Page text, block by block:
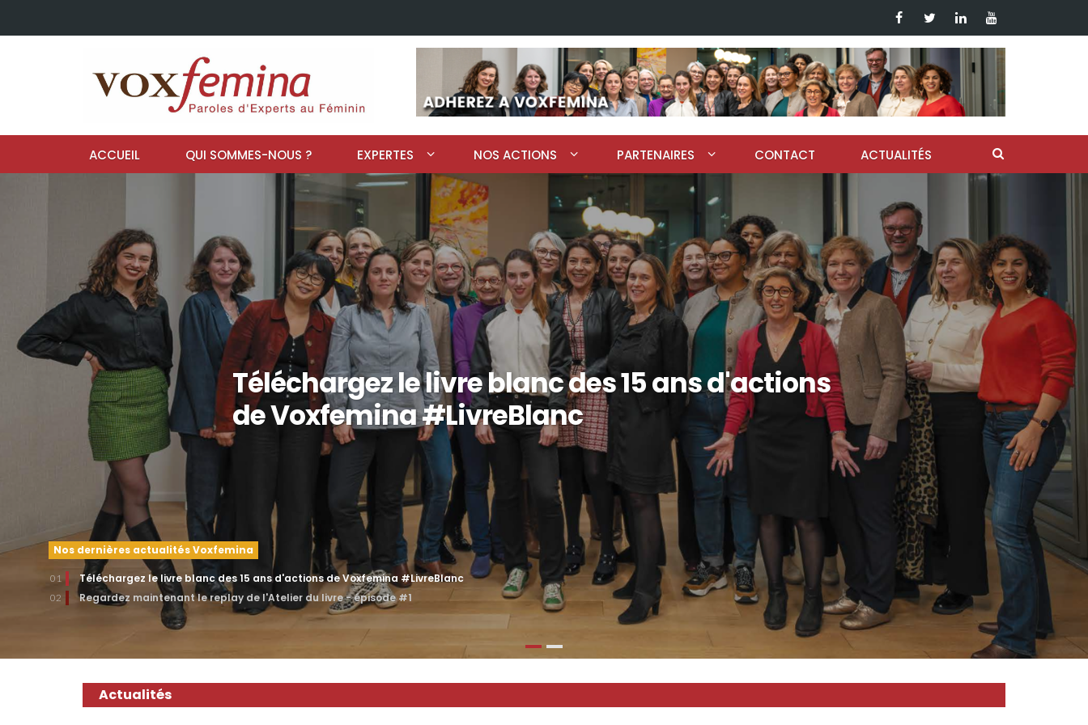
ACCUEIL QUI SOMMES-NOUS ? EXPERTES NOS ACTIONS PARTENAIRES CONTACT ACTUALITÉS
Téléchargez le livre blanc des 15 ans d'actions
de Voxfemina #LivreBlanc
Nos dernières actualités Voxfemina
01 Téléchargez le livre blanc des 15 ans d'actions de Voxfemina #LivreBlanc
02 Regardez maintenant le replay de l'Atelier du livre - épisode #1
Actualités